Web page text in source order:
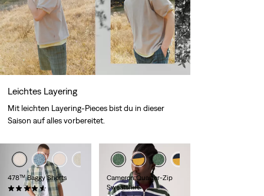
+1
478™ Baggy Shorts
(84)
Cameron Quarter-Zip
Sweatshirt
Leichtes Layering
Mit leichten Layering-Pieces bist du in dieser
Saison auf alles vorbereitet.